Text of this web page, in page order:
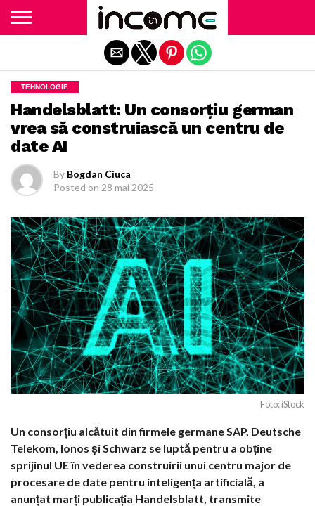
TEHNOLOGIE
Handelsblatt: Un consorțiu german
vrea să construiască un centru de
date AI
By Bogdan Ciuca
Posted on 28 mai 2025
Foto: iStock
Un consorțiu alcătuit din firmele germane SAP, Deutsche
Telekom, Ionos și Schwarz se luptă pentru a obține
sprijinul UE în vederea construirii unui centru major de
procesare de date pentru inteligența artificială, a
anunțat marți publicația Handelsblatt, transmite
Exit mobile version